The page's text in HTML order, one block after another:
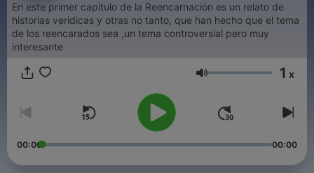
En este primer capitulo de la Reencarnación es un relato de
historias veridicas y otras no tanto, que han hecho que el tema
de los reencarados sea ,un tema controversial pero muy
interesante
Volumen 1 x
00:00 00:00